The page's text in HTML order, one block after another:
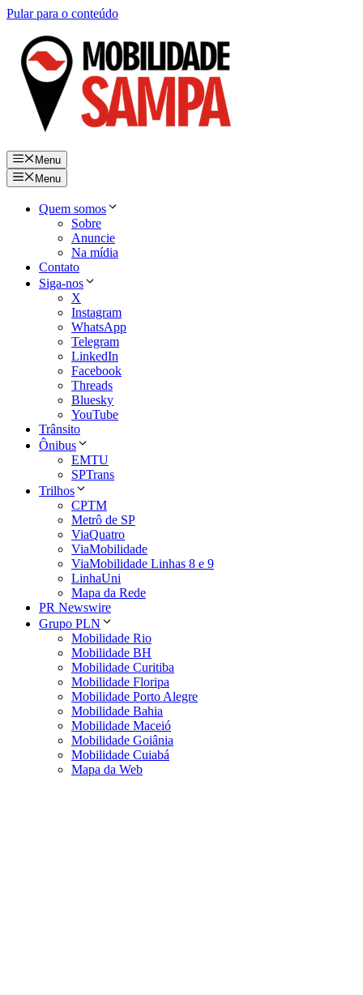
Pular para o conteúdo
Menu
Menu
Quem somos
Sobre
Anuncie
Na mídia
Contato
Siga-nos
X
Instagram
WhatsApp
Telegram
LinkedIn
Facebook
Threads
Bluesky
YouTube
Trânsito
Ônibus
EMTU
SPTrans
Trilhos
CPTM
Metrô de SP
ViaQuatro
ViaMobilidade
ViaMobilidade Linhas 8 e 9
LinhaUni
Mapa da Rede
PR Newswire
Grupo PLN
Mobilidade Rio
Mobilidade BH
Mobilidade Curitiba
Mobilidade Floripa
Mobilidade Porto Alegre
Mobilidade Bahia
Mobilidade Maceió
Mobilidade Goiânia
Mobilidade Cuiabá
Mapa da Web